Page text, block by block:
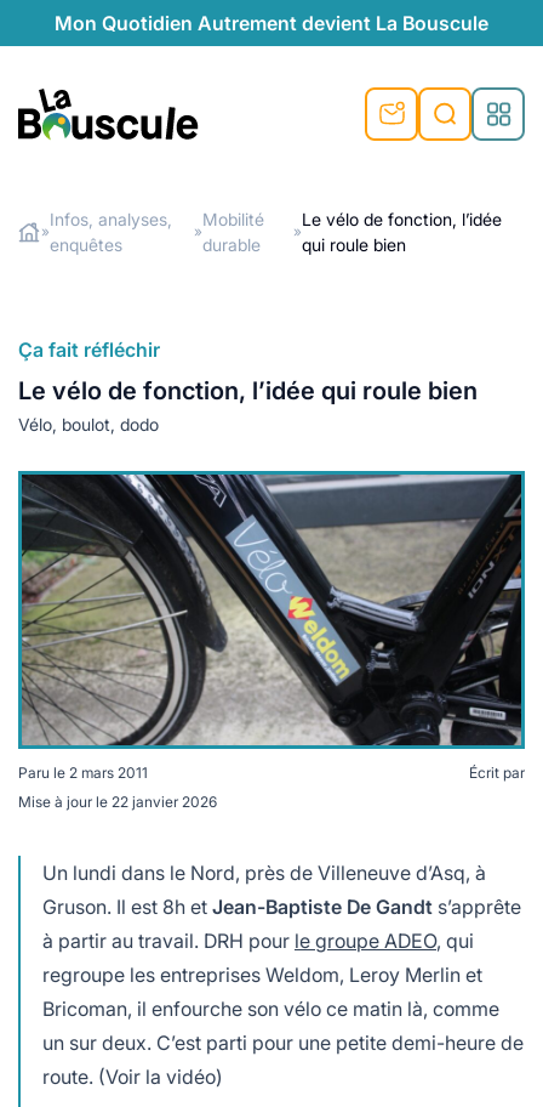
Mon Quotidien Autrement devient La Bouscule
au naturel
végétariennes
locales
plus de recyclage
durables
beauté naturelle
naturel
de recyclage
témoignages
saison
douce
Rechercher
»
Infos, analyses,
enquêtes
»
Mobilité
durable
»
Le vélo de fonction, l’idée
qui roule bien
Ça fait réfléchir
Le vélo de fonction, l’idée qui roule bien
Vélo, boulot, dodo
Paru le 2 mars 2011
Mise à jour le 22 janvier 2026
Écrit par
Un lundi dans le Nord, près de Villeneuve d’Asq, à
Gruson. Il est 8h et Jean-Baptiste De Gandt s’apprête
à partir au travail. DRH pour le groupe ADEO, qui
regroupe les entreprises Weldom, Leroy Merlin et
Bricoman, il enfourche son vélo ce matin là, comme
un sur deux. C’est parti pour une petite demi-heure de
route. (Voir la vidéo)